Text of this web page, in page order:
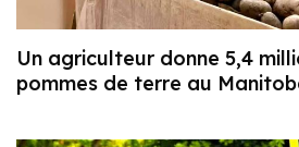
Un agriculteur donne 5,4
pommes de terre au